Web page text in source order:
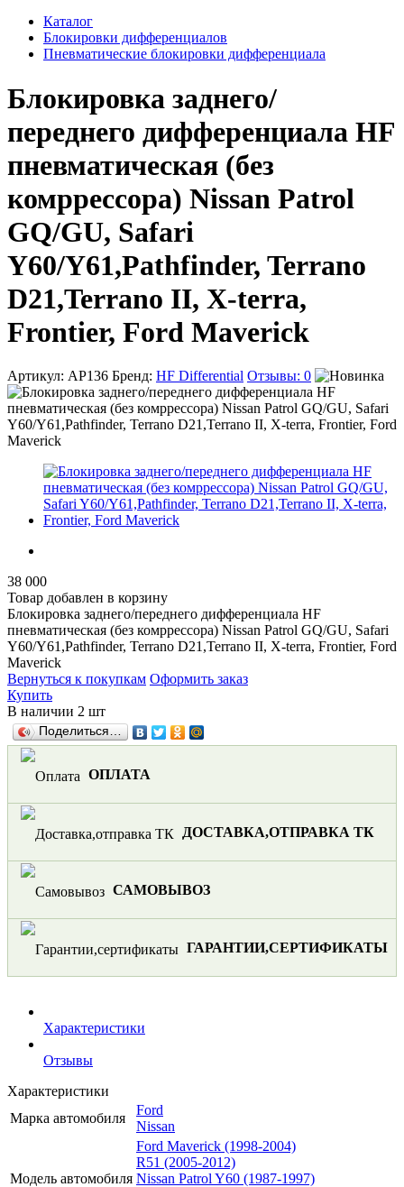
Каталог
Блокировки дифференциалов
Пневматические блокировки дифференциала
Блокировка заднего/
переднего дифференциала HF
пневматическая (без
комррессора) Nissan Patrol
GQ/GU, Safari
Y60/Y61,Pathfinder, Terrano
D21,Terrano II, X-terra,
Frontier, Ford Maverick
Артикул: AP136 Бренд: HF Differential Отзывы: 0
38 000
Товар добавлен в корзину
Блокировка заднего/переднего дифференциала HF
пневматическая (без комррессора) Nissan Patrol GQ/GU, Safari
Y60/Y61,Pathfinder, Terrano D21,Terrano II, X-terra, Frontier, Ford
Maverick
Вернуться к покупкам Оформить заказ
Купить
В наличии 2 шт
Поделиться…
ОПЛАТА
ДОСТАВКА,ОТПРАВКА ТК
САМОВЫВОЗ
ГАРАНТИИ,СЕРТИФИКАТЫ
Характеристики
Отзывы
Характеристики
Марка автомобиля
Ford
Nissan
Модель автомобиля
Ford Maverick (1998-2004)
R51 (2005-2012)
Nissan Patrol Y60 (1987-1997)